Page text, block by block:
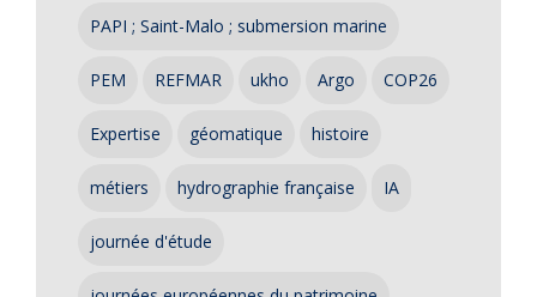
PAPI ; Saint-Malo ; submersion marine
PEM REFMAR ukho Argo COP26
Expertise géomatique histoire
métiers hydrographie française IA
journée d'étude